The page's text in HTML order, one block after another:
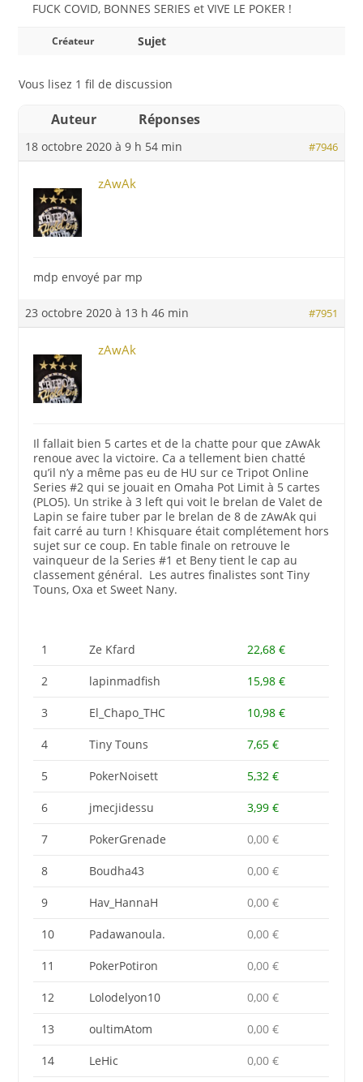
FUCK COVID, BONNES SERIES et VIVE LE POKER !
Créateur Sujet
Vous lisez 1 fil de discussion
Auteur Réponses
18 octobre 2020 à 9 h 54 min #7946
zAwAk
mdp envoyé par mp
23 octobre 2020 à 13 h 46 min #7951
zAwAk
Il fallait bien 5 cartes et de la chatte pour que zAwAk
renoue avec la victoire. Ca a tellement bien chatté
qu’il n’y a même pas eu de HU sur ce Tripot Online
Series #2 qui se jouait en Omaha Pot Limit à 5 cartes
(PLO5). Un strike à 3 left qui voit le brelan de Valet de
Lapin se faire tuber par le brelan de 8 de zAwAk qui
fait carré au turn ! Khisquare était complétement hors
sujet sur ce coup. En table finale on retrouve le
vainqueur de la Series #1 et Beny tient le cap au
classement général. Les autres finalistes sont Tiny
Touns, Oxa et Sweet Nany.
1 Ze Kfard 22,68 €
2 lapinmadfish 15,98 €
3 El_Chapo_THC 10,98 €
4 Tiny Touns 7,65 €
5 PokerNoisett 5,32 €
6 jmecjidessu 3,99 €
7 PokerGrenade 0,00 €
8 Boudha43 0,00 €
9 Hav_HannaH 0,00 €
10 Padawanoula. 0,00 €
11 PokerPotiron 0,00 €
12 Lolodelyon10 0,00 €
13 oultimAtom 0,00 €
14 LeHic 0,00 €